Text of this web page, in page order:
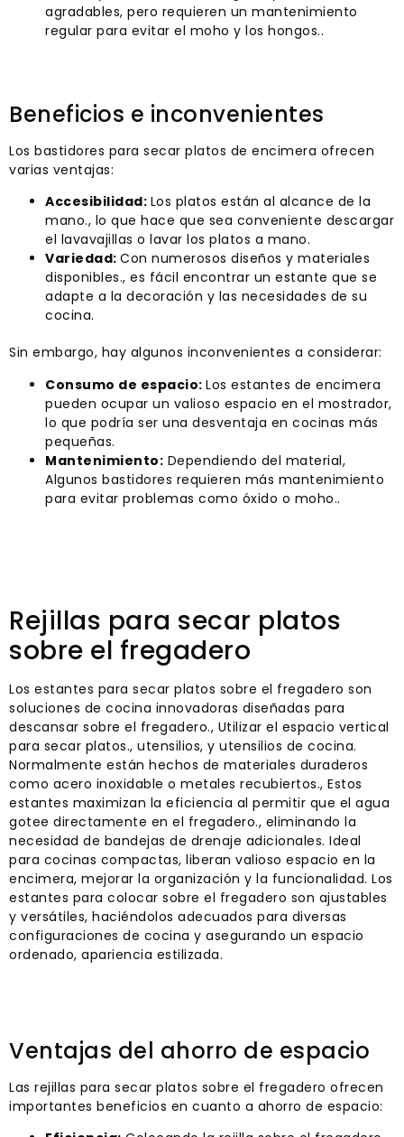
agradables, pero requieren un mantenimiento
regular para evitar el moho y los hongos..
Beneficios e inconvenientes
Los bastidores para secar platos de encimera ofrecen
varias ventajas:
Accesibilidad: Los platos están al alcance de la
mano., lo que hace que sea conveniente descargar
el lavavajillas o lavar los platos a mano.
Variedad: Con numerosos diseños y materiales
disponibles., es fácil encontrar un estante que se
adapte a la decoración y las necesidades de su
cocina.
Sin embargo, hay algunos inconvenientes a considerar:
Consumo de espacio: Los estantes de encimera
pueden ocupar un valioso espacio en el mostrador,
lo que podría ser una desventaja en cocinas más
pequeñas.
Mantenimiento: Dependiendo del material,
Algunos bastidores requieren más mantenimiento
para evitar problemas como óxido o moho..
Rejillas para secar platos
sobre el fregadero
Los estantes para secar platos sobre el fregadero son
soluciones de cocina innovadoras diseñadas para
descansar sobre el fregadero., Utilizar el espacio vertical
para secar platos., utensilios, y utensilios de cocina.
Normalmente están hechos de materiales duraderos
como acero inoxidable o metales recubiertos., Estos
estantes maximizan la eficiencia al permitir que el agua
gotee directamente en el fregadero., eliminando la
necesidad de bandejas de drenaje adicionales. Ideal
para cocinas compactas, liberan valioso espacio en la
encimera, mejorar la organización y la funcionalidad. Los
estantes para colocar sobre el fregadero son ajustables
y versátiles, haciéndolos adecuados para diversas
configuraciones de cocina y asegurando un espacio
ordenado, apariencia estilizada.
Ventajas del ahorro de espacio
Las rejillas para secar platos sobre el fregadero ofrecen
importantes beneficios en cuanto a ahorro de espacio: